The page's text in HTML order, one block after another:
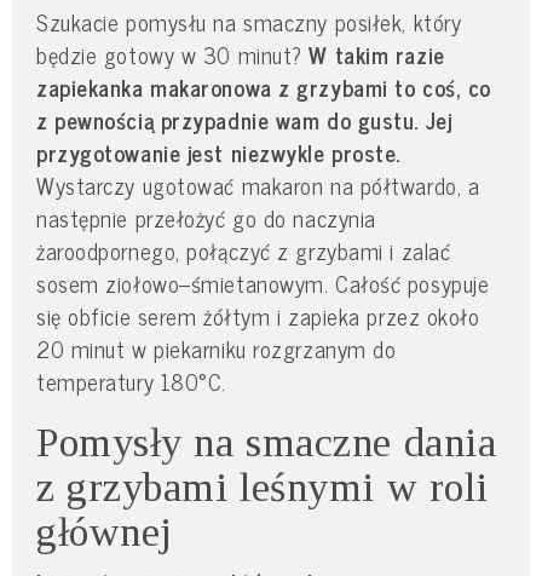
Szukacie pomysłu na smaczny posiłek, który
będzie gotowy w 30 minut?W takim razie
zapiekanka makaronowa z grzybami to coś, co
z pewnością przypadnie wam do gustu. Jej
przygotowanie jest niezwykle proste.
Wystarczy ugotować makaron na półtwardo, a
następnie przełożyć go do naczynia
żaroodpornego, połączyć z grzybami i zalać
sosem ziołowo–śmietanowym. Całość posypuje
się obficie serem żółtym i zapieka przez około
20 minut w piekarniku rozgrzanym do
temperatury 180°C.
Pomysły na smaczne dania
z grzybami leśnymi w roli
głównej